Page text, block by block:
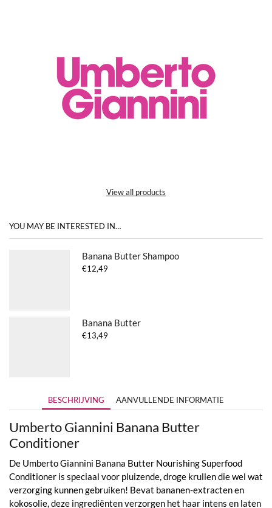
View all products
YOU MAY BE INTERESTED IN…
Banana Butter Shampoo
€12,49
Banana Butter
€13,49
BESCHRIJVING AANVULLENDE INFORMATIE
Umberto Giannini Banana Butter
Conditioner
De Umberto Giannini Banana Butter Nourishing Superfood
Conditioner is speciaal voor pluizende, droge krullen die wel wat
verzorging kunnen gebruiken! Bevat bananen-extracten en
kokosolie, deze ingrediënten verzorgen het haar intens en laten